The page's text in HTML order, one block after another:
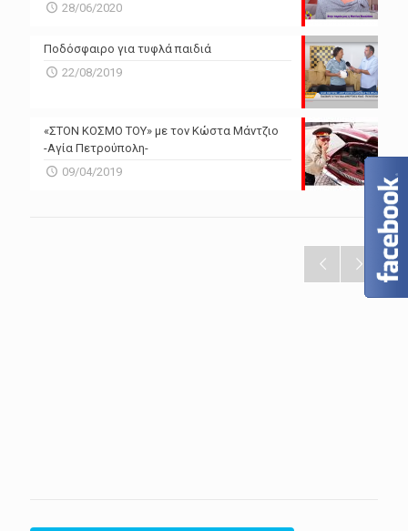
28/06/2020
Ποδόσφαιρο για τυφλά παιδιά
22/08/2019
«ΣΤΟΝ ΚΟΣΜΟ ΤΟΥ» με τον Κώστα Μάντζιο
-Αγία Πετρούπολη-
09/04/2019